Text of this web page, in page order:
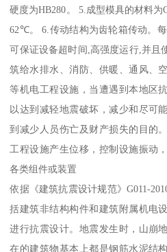
硬度为HB280。 5.成型模具的材料为
62℃。 6.传动结构为齿轮箱传动。
可保证设备超时间,高强度运行,并且
筑给水排水、消防、供暖、通风、
等机电工程设施，当遭遇到本地区
以达到减轻地震破坏，减少和尽可
到减少人员伤亡及财产损失的目的
工程设施产生位移，控制设施振动
各类组件或装置
依据《建筑抗震设计规范》G011-
括建筑非结构构件和建筑附属机电
进行抗震设计。地震发生时，山崩
在的建筑物基本上都是钢筋水泥结